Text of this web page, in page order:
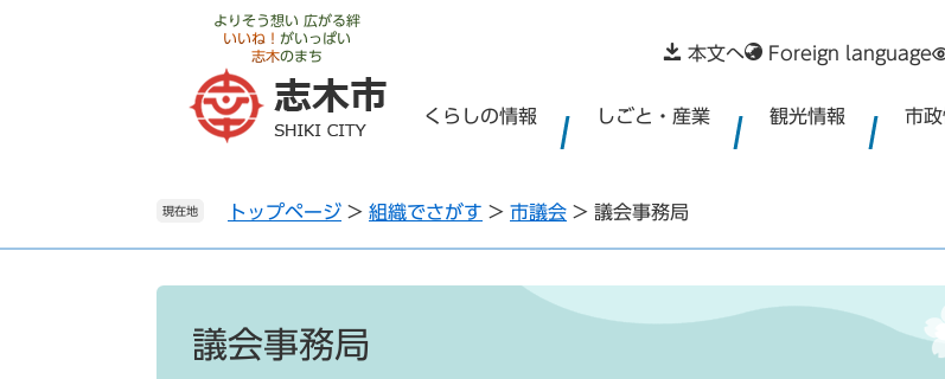
よりそう想い 広がる絆
いいね！ がいっぱい
志木のまち 本文へ Foreign language
くらしの情報 しごと・産業 観光情報 市
現在地 トップページ > 組織でさがす > 市議会 > 議会事務局
議会事務局